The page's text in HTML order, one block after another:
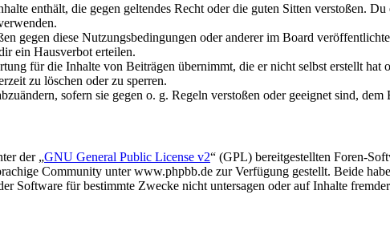
enthält, die gegen geltendes Recht oder die guten Sitten verstoßen.
gegen diese Nutzungsbedingungen oder anderer im Board
ein Hausverbot erteilen.
für die Inhalte von Beiträgen übernimmt, die er nicht selbst erstellt hat
zu löschen oder zu sperren.
sofern sie gegen o. g. Regeln verstoßen oder geeignet sind,
der „GNU General Public License v2“ (GPL) bereitgestellten Foren-
Community unter www.phpbb.de zur Verfügung gestellt. Beide
Software für bestimmte Zwecke nicht untersagen oder auf Inhalte